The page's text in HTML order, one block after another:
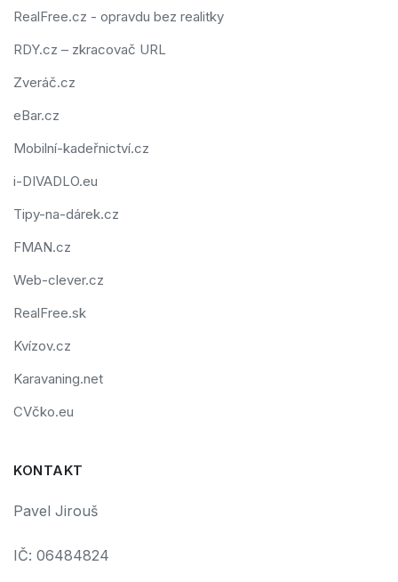
RealFree.cz - opravdu bez realitky
RDY.cz – zkracovač URL
Zveráč.cz
eBar.cz
Mobilní-kadeřnictví.cz
i-DIVADLO.eu
Tipy-na-dárek.cz
FMAN.cz
Web-clever.cz
RealFree.sk
Kvízov.cz
Karavaning.net
CVčko.eu
KONTAKT
Pavel Jirouš
IČ: 06484824